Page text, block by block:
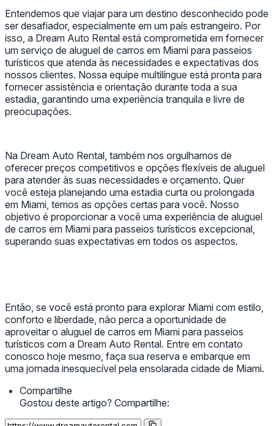
Entendemos que viajar para um destino desconhecido pode
ser desafiador, especialmente em um país estrangeiro. Por
isso, a Dream Auto Rental está comprometida em fornecer
um serviço de aluguel de carros em Miami para passeios
turísticos que atenda às necessidades e expectativas dos
nossos clientes. Nossa equipe multilíngue está pronta para
fornecer assistência e orientação durante toda a sua
estadia, garantindo uma experiência tranquila e livre de
preocupações.
Na Dream Auto Rental, também nos orgulhamos de
oferecer preços competitivos e opções flexíveis de aluguel
para atender às suas necessidades e orçamento. Quer
você esteja planejando uma estadia curta ou prolongada
em Miami, temos as opções certas para você. Nosso
objetivo é proporcionar a você uma experiência de aluguel
de carros em Miami para passeios turísticos excepcional,
superando suas expectativas em todos os aspectos.
Então, se você está pronto para explorar Miami com estilo,
conforto e liberdade, não perca a oportunidade de
aproveitar o aluguel de carros em Miami para passeios
turísticos com a Dream Auto Rental. Entre em contato
conosco hoje mesmo, faça sua reserva e embarque em
uma jornada inesquecível pela ensolarada cidade de Miami.
Compartilhe
Gostou deste artigo? Compartilhe: